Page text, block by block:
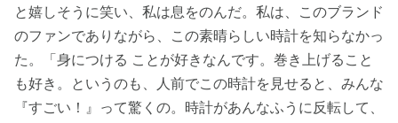
と嬉しそうに笑い、私は息をのんだ。私は、このブランド
のファンでありながら、この素晴らしい時計を知らなかっ
た。「身につける ことが好きなんです。巻き上げること
も好き。というのも、人前でこの時計を見せると、みんな
『すごい！』って驚くの。時計があんなふうに反転して、